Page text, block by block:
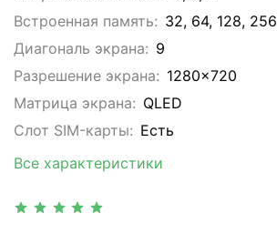
Встроенная память: 32, 64, 128, 256
Диагональ экрана: 9
Разрешение экрана: 1280x720
Матрица экрана: QLED
Слот SIM-карты: Eсть
Все характеристики